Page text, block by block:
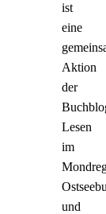
ist
eine
Aktion
der
Lesen
im
und